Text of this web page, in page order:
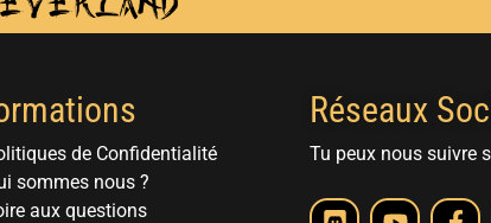
de Confidentialité
sommes nous ?
aux questions
Réseaux
Tu peux nous suivre